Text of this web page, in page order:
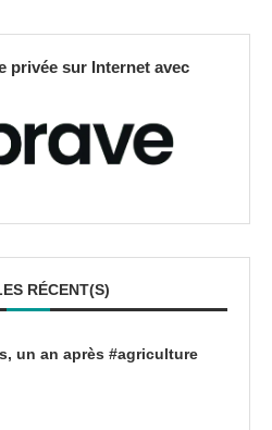
privée sur Internet avec
RÉCENT(S)
un an après #agriculture